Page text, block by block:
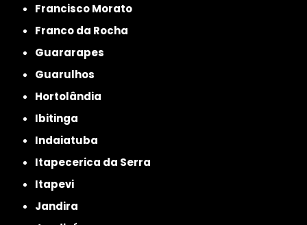
Francisco Morato
Franco da Rocha
Guararapes
Guarulhos
Hortolândia
Ibitinga
Indaiatuba
Itapecerica da Serra
Itapevi
Jandira